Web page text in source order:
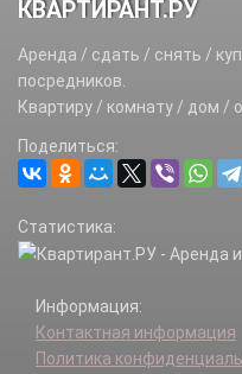
Московский г.
Московский п.
Мосрентген п.
Новофедоровское п.
Роговское п.
Рязановское п.
Троицк г.
Филимонковское п.
Щербинка г.
КВАРТИРАНТ.РУ
Аренда / сдать / снять /
посредников.
Квартиру / комнату / дом /
Поделиться:
Статистика:
Информация:
Контактная информация
Политика